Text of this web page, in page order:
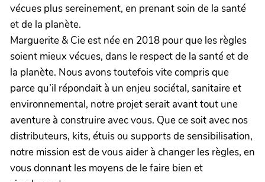
vécues plus sereinement, en prenant soin de la santé
et de la planète.
Marguerite & Cie est née en 2018 pour que les règles
soient mieux vécues, dans le respect de la santé et de
la planète. Nous avons toutefois vite compris que
parce qu’il répondait à un enjeu sociétal, sanitaire et
environnemental, notre projet serait avant tout une
aventure à construire avec vous. Que ce soit avec nos
distributeurs, kits, étuis ou supports de sensibilisation,
notre mission est de vous aider à changer les règles, en
vous donnant les moyens de le faire bien et